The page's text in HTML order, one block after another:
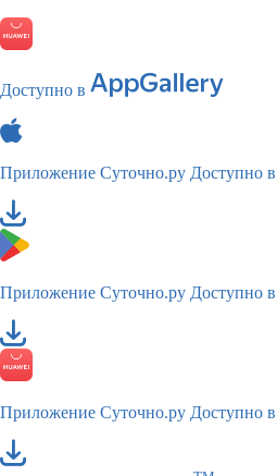
Доступно в
Приложение Суточно.ру Доступно
Приложение Суточно.ру Доступно
Приложение Суточно.ру Доступно